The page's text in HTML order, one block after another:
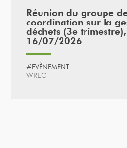
Réunion du groupe
coordination sur la
déchets (3e trimestre),
16/07/2026
#EVÈNEMENT
WREC